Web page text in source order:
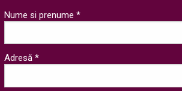
Nume si prenume *
Adresă *